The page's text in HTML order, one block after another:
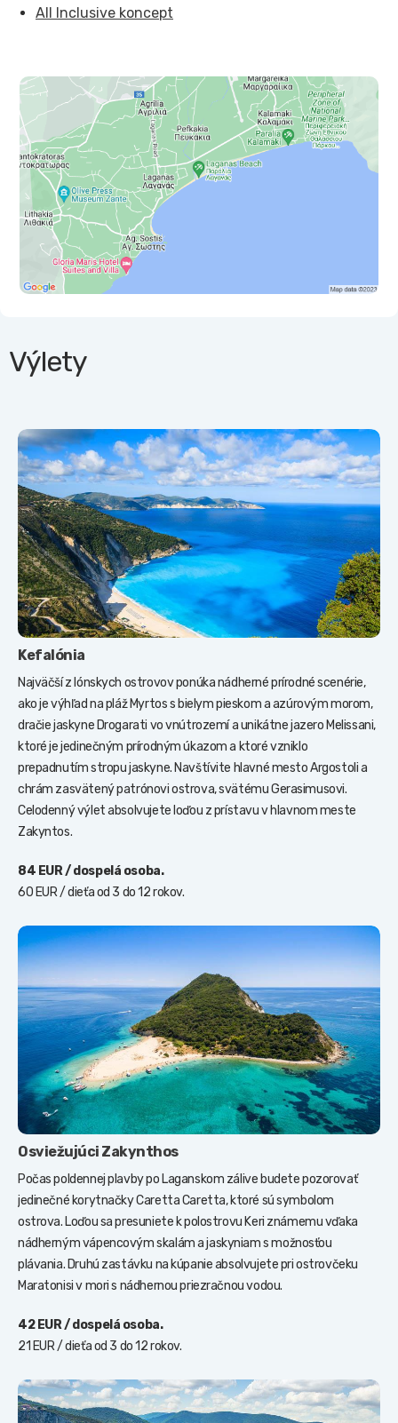
All Inclusive koncept
Výlety
Kefalónia
Najväčší z Iónskych ostrovov ponúka nádherné prírodné scenérie,
ako je výhľad na pláž Myrtos s bielym pieskom a azúrovým morom,
dračie jaskyne Drogarati vo vnútrozemí a unikátne jazero Melissani,
ktoré je jedinečným prírodným úkazom a ktoré vzniklo
prepadnutím stropu jaskyne. Navštívite hlavné mesto Argostoli a
chrám zasvätený patrónovi ostrova, svätému Gerasimusovi.
Celodenný výlet absolvujete loďou z prístavu v hlavnom meste
Zakyntos.
84 EUR / dospelá osoba.
60 EUR / dieťa od 3 do 12 rokov.
Osviežujúci Zakynthos
Počas poldennej plavby po Laganskom zálive budete pozorovať
jedinečné korytnačky Caretta Caretta, ktoré sú symbolom
ostrova. Loďou sa presuniete k polostrovu Keri známemu vďaka
nádherným vápencovým skalám a jaskyniam s možnosťou
plávania. Druhú zastávku na kúpanie absolvujete pri ostrovčeku
Maratonisi v mori s nádhernou priezračnou vodou.
42 EUR / dospelá osoba.
21 EUR / dieťa od 3 do 12 rokov.